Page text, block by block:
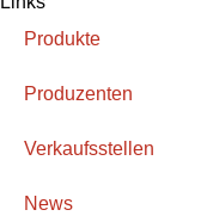
Produkte
Produzenten
Verkaufsstellen
News